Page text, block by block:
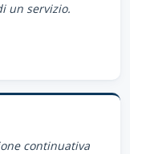
un servizio.
continuativa